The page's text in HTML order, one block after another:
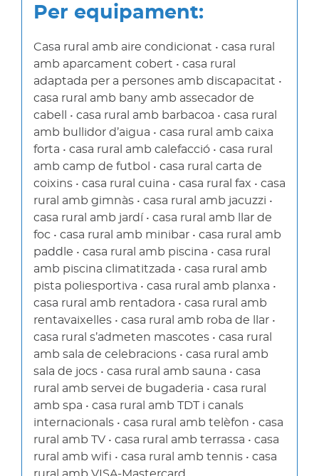
Per equipament:
Casa rural amb aire condicionat • casa rural
amb aparcament cobert • casa rural
adaptada per a persones amb discapacitat •
casa rural amb bany amb assecador de
cabell • casa rural amb barbacoa • casa rural
amb bullidor d’aigua • casa rural amb caixa
forta • casa rural amb calefacció • casa rural
amb camp de futbol • casa rural carta de
coixins • casa rural cuina • casa rural fax • casa
rural amb gimnàs • casa rural amb jacuzzi •
casa rural amb jardí • casa rural amb llar de
foc • casa rural amb minibar • casa rural amb
paddle • casa rural amb piscina • casa rural
amb piscina climatitzada • casa rural amb
pista poliesportiva • casa rural amb planxa •
casa rural amb rentadora • casa rural amb
rentavaixelles • casa rural amb roba de llar •
casa rural s’admeten mascotes • casa rural
amb sala de celebracions • casa rural amb
sala de jocs • casa rural amb sauna • casa
rural amb servei de bugaderia • casa rural
amb spa • casa rural amb TDT i canals
internacionals • casa rural amb telèfon • casa
rural amb TV • casa rural amb terrassa • casa
rural amb wifi • casa rural amb tennis • casa
rural amb VISA-Mastercard